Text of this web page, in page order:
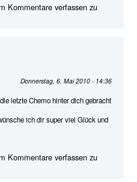
Kommentare verfassen zu
Donnerstag, 6. Mai 2010 - 14:36
letzte Chemo hinter dich gebracht
ich dir super viel Glück und
Kommentare verfassen zu